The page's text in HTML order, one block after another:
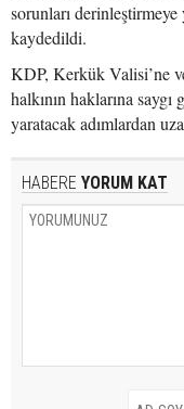
sorunları
kaydedildi.
KDP, Kerkük Valisi’ne
halkının haklarına
yaratacak adımlardan
HABERE YORUM KAT